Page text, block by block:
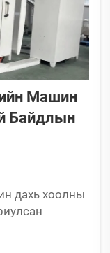
Машин
Байдлын
дахь хоолны
FDA 21
Шилжих